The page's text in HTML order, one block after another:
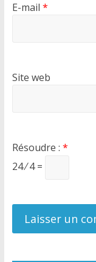
E-mail *
Site web
Résoudre : *
24 ⁄ 4 =